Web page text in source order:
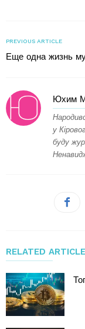
PREVIOUS ARTICLE
Еще одна жизнь
Юхим
у
буду
RELATED